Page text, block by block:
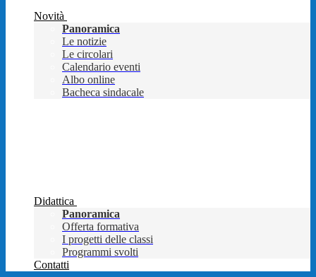
Novità
Panoramica
Le notizie
Le circolari
Calendario eventi
Albo online
Bacheca sindacale
Didattica
Panoramica
Offerta formativa
I progetti delle classi
Programmi svolti
Contatti